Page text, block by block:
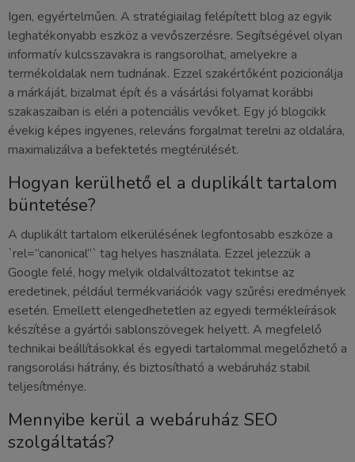
Igen, egyértelműen. A stratégiailag felépített blog az egyik
leghatékonyabb eszköz a vevőszerzésre. Segítségével olyan
informatív kulcsszavakra is rangsorolhat, amelyekre a
termékoldalak nem tudnának. Ezzel szakértőként pozicionálja
a márkáját, bizalmat épít és a vásárlási folyamat korábbi
szakaszaiban is eléri a potenciális vevőket. Egy jó blogcikk
évekig képes ingyenes, releváns forgalmat terelni az oldalára,
maximalizálva a befektetés megtérülését.
Hogyan kerülhető el a duplikált tartalom
büntetése?
A duplikált tartalom elkerülésének legfontosabb eszköze a
`rel=”canonical”` tag helyes használata. Ezzel jelezzük a
Google felé, hogy melyik oldalváltozatot tekintse az
eredetinek, például termékvariációk vagy szűrési eredmények
esetén. Emellett elengedhetetlen az egyedi termékleírások
készítése a gyártói sablonszövegek helyett. A megfelelő
technikai beállításokkal és egyedi tartalommal megelőzhető a
rangsorolási hátrány, és biztosítható a webáruház stabil
teljesítménye.
Mennyibe kerül a webáruház SEO
szolgáltatás?